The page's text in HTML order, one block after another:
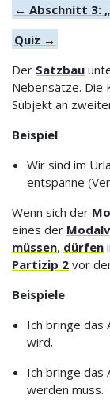
← Abschnitt 3:
Quiz →
Der Satzbau
Nebensätze. Die
Subjekt an
Beispiel
Wir sind im
entspanne
Wenn sich der
eines der
müssen, dürfen
Partizip 2 vor
Beispiele
Ich bringe
wird.
Ich bringe
werden muss.